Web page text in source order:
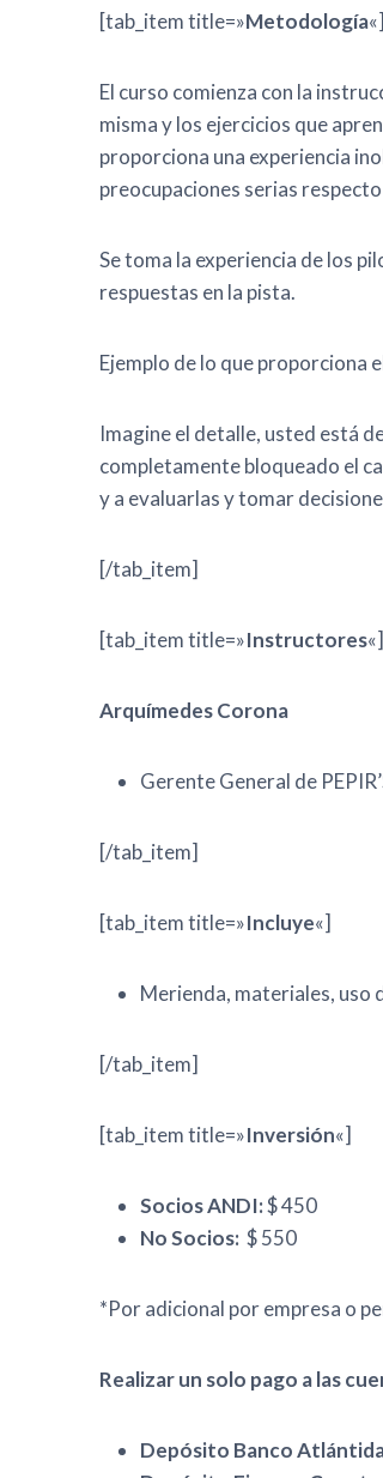
[tab_item title=»Metodología«]
El curso comienza con la
misma y los ejercicios que
proporciona una experiencia
preocupaciones serias
Se toma la experiencia de los
respuestas en la pista.
Ejemplo de lo que proporciona
Imagine el detalle, usted está
completamente bloqueado el
y a evaluarlas y tomar
[/tab_item]
[tab_item title=»Instructores«]
Arquímedes Corona
Gerente General de
[/tab_item]
[tab_item title=»Incluye«]
Merienda, materiales, uso
[/tab_item]
[tab_item title=»Inversión«]
Socios ANDI:$ 450
No Socios: $ 550
*Por adicional por empresa o
Realizar un solo pago a las
Depósito Banco